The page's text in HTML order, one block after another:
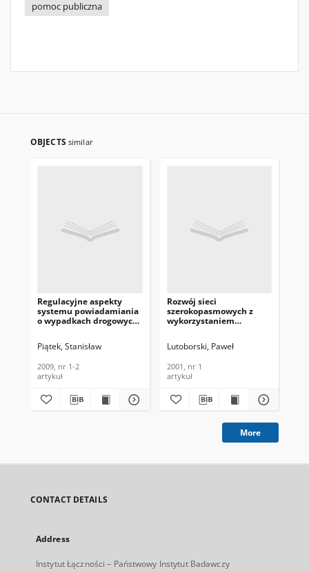
pomoc publiczna
OBJECTS similar
Regulacyjne aspekty
systemu powiadamiania
o wypadkach drogowych
2009, nr 1-2
Piątek, Stanisław
2009, nr 1-2
artykuł
Rozwój sieci
szerokopasmowych z
wykorzystaniem
Techniki Informacyjne,
Lutoborski, Paweł
2001, nr 1
artykuł
More
CONTACT DETAILS
Address
Instytut Łączności – Państwowy Instytut Badawczy